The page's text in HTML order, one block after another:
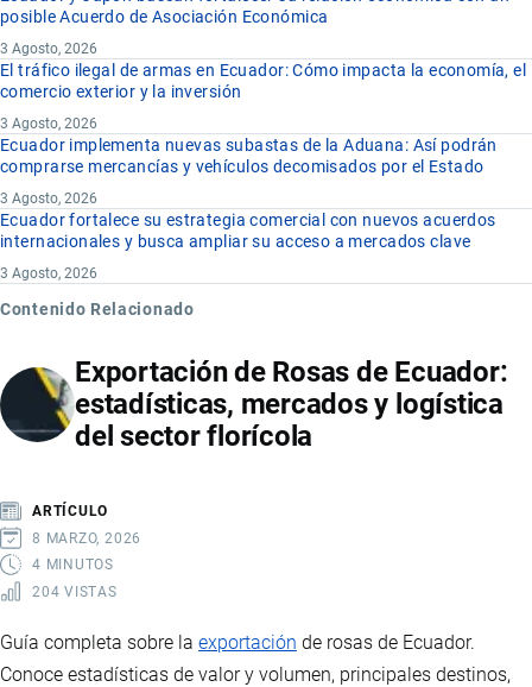
posible Acuerdo de Asociación Económica
3 Agosto, 2026
El tráfico ilegal de armas en Ecuador: Cómo impacta la economía, el
comercio exterior y la inversión
3 Agosto, 2026
Ecuador implementa nuevas subastas de la Aduana: Así podrán
comprarse mercancías y vehículos decomisados por el Estado
3 Agosto, 2026
Ecuador fortalece su estrategia comercial con nuevos acuerdos
internacionales y busca ampliar su acceso a mercados clave
3 Agosto, 2026
Contenido Relacionado
Exportación de Rosas de Ecuador:
estadísticas, mercados y logística
del sector florícola
ARTÍCULO
8 MARZO, 2026
4 MINUTOS
204 VISTAS
Guía completa sobre la exportación de rosas de Ecuador.
Conoce estadísticas de valor y volumen, principales destinos,